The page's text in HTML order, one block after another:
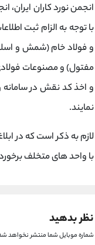
انجمن نورد کاران ایران،
با توجه به الزام ثبت
و فولاد خام (شمش و
و اخذ کد نقش در
نمایند.
لازم به ذکر است که در
با واحد های متخلف
نظر بدهید
شماره موبایل شما منتشر نخواهد